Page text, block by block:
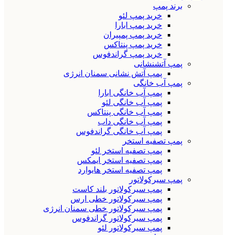
برند پمپ
خرید پمپ لئو
خرید پمپ ابارا
خرید پمپ پمپیران
خرید پمپ پنتاکس
خرید پمپ گراندفوس
پمپ آتشنشانی
پمپ آتش نشانی سمنان انرژی
پمپ آب خانگی
پمپ آب خانگی ابارا
پمپ آب خانگی لئو
پمپ آب خانگی پنتاکس
پمپ آب خانگی داب
پمپ آب خانگی گراندفوس
پمپ تصفیه استخر
پمپ تصفیه استخر لئو
پمپ تصفیه استخر ایمکس
پمپ تصفیه استخر هایوارد
پمپ سیرکولاتور
پمپ سیرکولاتور بلند کاست
پمپ سیرکولاتور خطی ارس
پمپ سیرکولاتور خطی سمنان انرژی
پمپ سیرکولاتور گراندفوس
پمپ سیرکولاتور لئو